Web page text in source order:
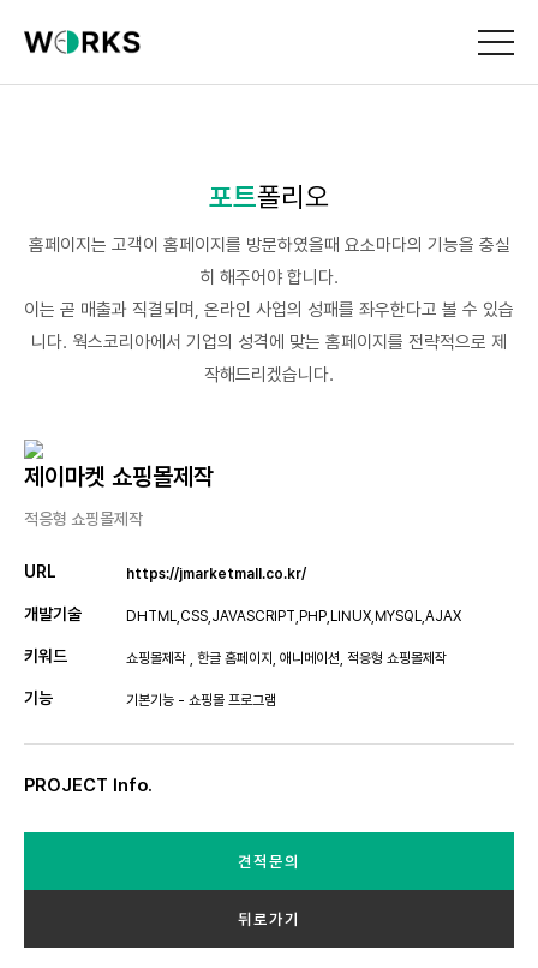
포트폴리오
홈페이지는 고객이 홈페이지를 방문하였을때 요소마다의 기능을 충실
히 해주어야 합니다.
이는 곧 매출과 직결되며, 온라인 사업의 성패를 좌우한다고 볼 수 있습
니다. 웍스코리아에서 기업의 성격에 맞는 홈페이지를 전략적으로 제
작해드리겠습니다.
제이마켓 쇼핑몰제작
적응형 쇼핑몰제작
URL https://jmarketmall.co.kr/
개발기술 DHTML,CSS,JAVASCRIPT,PHP,LINUX,MYSQL,AJAX
키워드 쇼핑몰제작 , 한글 홈페이지, 애니메이션, 적응형 쇼핑몰제작
기능 기본기능 - 쇼핑몰 프로그램
PROJECT Info.
견적문의
뒤로가기